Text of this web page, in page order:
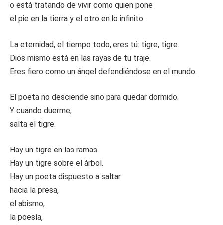
o está tratando de vivir como quien pone
el pie en la tierra y el otro en lo infinito.
La eternidad, el tiempo todo, eres tú: tigre, tigre.
Dios mismo está en las rayas de tu traje.
Eres fiero como un ángel defendiéndose en el mundo.
El poeta no desciende sino para quedar dormido.
Y cuando duerme,
salta el tigre.
Hay un tigre en las ramas.
Hay un tigre sobre el árbol.
Hay un poeta dispuesto a saltar
hacia la presa,
el abismo,
la poesía,